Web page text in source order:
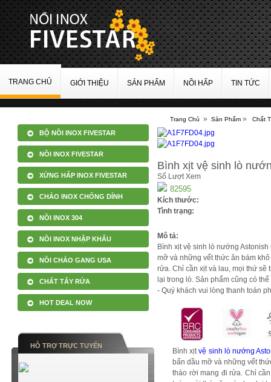
TRANG CHỦ GIỚI THIỆU SẢN PHẨM NỒI HẤP TIN TỨC
BỘ NỒI INOX FIVESTAR
NỒI INOX FIVESTAR
XỬNG HẤP INOX FIVESTAR
CHẢO INOX CHỐNG DÍNH
NỒI INOX 304
NỒI INOX NHẬP KHẨU
NỒI CHẢO GANG USA
CHẤT TẨY RỬA
HOT DEAL NOW
HỖ TRỢ TRỰC TUYẾN
Trang Chủ » Sản Phẩm » Chất
Bình xịt vệ sinh lò
Số Lượt Xem
82595
Kích thước:
Tình trạng:
Mô tả:
Bình xịt vệ sinh lò nướng
mỡ và những vết thức ăn bám
rửa. Chỉ cần xịt và lau, mọi thứ
lại trong lò. Sản phẩm cũng có
- Quý khách vui lòng thanh toán
Bình xịtvệ sinh lò nướng
bẩn dầu mỡ và những vết
tháo rời mang đi rửa. Chỉ